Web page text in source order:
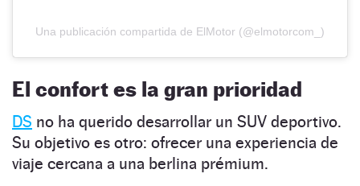
Una publicación compartida de ElMotor (@elmotorcom_)
El confort es la gran prioridad
DS no ha querido desarrollar un SUV deportivo.
Su objetivo es otro: ofrecer una experiencia de
viaje cercana a una berlina prémium.